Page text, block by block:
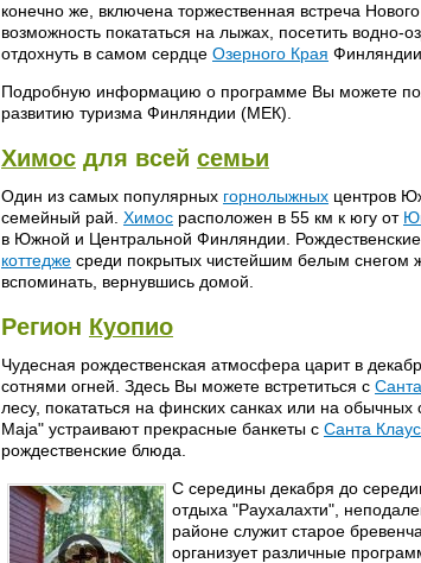
конечно же, включена торжественная встреча
возможность покататься на лыжах, посетить водно-
отдохнуть в самом сердце Озерного Края Финляндии.
Подробную информацию о программе Вы можете
развитию туризма Финляндии (МЕК).
Химос для всей семьи
Один из самых популярных горнолыжных центров
семейный рай. Химос расположен в 55 км к югу от
в Южной и Центральной Финляндии.
коттедже среди покрытых чистейшим белым
вспоминать, вернувшись домой.
Регион Куопио
Чудесная рождественская атмосфера царит в
сотнями огней. Здесь Вы можете встретиться с
лесу, покататься на финских санках или на обычных
Maja" устраивают прекрасные банкеты с Санта
рождественские блюда.
С середины декабря до
отдыха "Раухалахти",
районе служит старое
организует различные